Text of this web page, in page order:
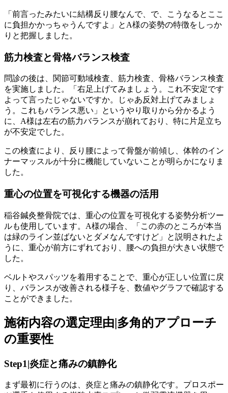
「前言ったみたいに結構反り腰なんで、で、こうなるとここ
に負担かかっちゃうんですよ」とA様の姿勢の特徴をしっか
りと把握しました。
筋力検査と骨格バランス検査
問診の後は、関節可動域検査、筋力検査、骨格バランス検査
を実施しました。「右足上げてみましょう。これ不安定です
よって言ったじゃないですか。じゃあ反対上げてみましょ
う。これもバランス悪い」というやり取りから分かるよう
に、A様は左右の筋力バランスが崩れており、特に片足立ち
が不安定でした。
この検査により、反り腰によって骨盤が前傾し、体幹のイン
ナーマッスルが十分に機能していないことが明らかになりま
した。
重心の位置を可視化する機器の活用
稲谷鍼灸整骨院では、重心の位置を可視化する姿勢分析ツー
ルも使用しています。A様の場合、「この赤のところが本当
は緑のライン並ばないとダメなんですけど」と説明されたよ
うに、重心が前方にずれており、腰への負担が大きい状態で
した。
ベルトやスパッツを着用することで、重心が正しい位置に戻
り、バランスが改善される様子を、数値やグラフで確認する
ことができました。
施術内容の選定理由|多角的アプローチ
の重要性
Step1|炎症と痛みの鎮静化
まず最初に行うのは、炎症と痛みの鎮静化です。プロスポー